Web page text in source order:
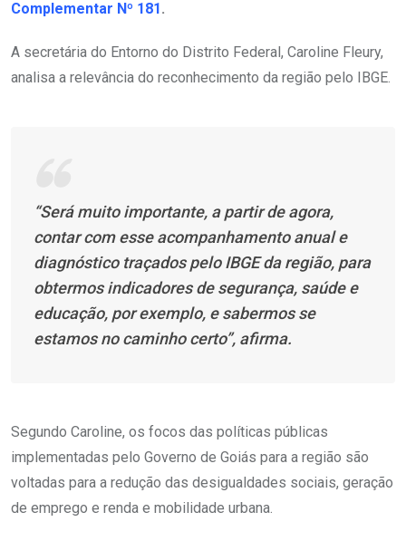
Complementar Nº 181.
A secretária do Entorno do Distrito Federal, Caroline Fleury,
analisa a relevância do reconhecimento da região pelo IBGE.
“Será muito importante, a partir de agora,
contar com esse acompanhamento anual e
diagnóstico traçados pelo IBGE da região, para
obtermos indicadores de segurança, saúde e
educação, por exemplo, e sabermos se
estamos no caminho certo”, afirma.
Segundo Caroline, os focos das políticas públicas
implementadas pelo Governo de Goiás para a região são
voltadas para a redução das desigualdades sociais, geração
de emprego e renda e mobilidade urbana.